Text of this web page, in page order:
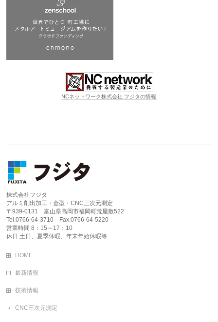
NCネットワーク株式会社 フジタの情報
株式会社フジタ
アルミ削出加工・金型・CNC三次元測定
〒939-0131 富山県高岡市福岡町荒屋敷522
Tel.0766-64-3710 Fax.0766-64-5220
営業時間 8：15～17：10
休日 土日、夏季休暇、年末年始休暇等
HOME
最新情報
技術情報
CNC三次元測定